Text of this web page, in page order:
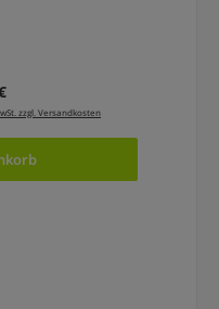
Preis:
zzgl. Versandkosten